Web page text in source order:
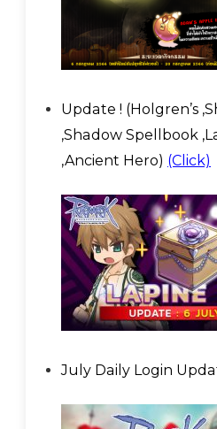
Update ! (Holgren’s
,Shadow Spellbook
,Ancient Hero) (Click)
July Daily Login